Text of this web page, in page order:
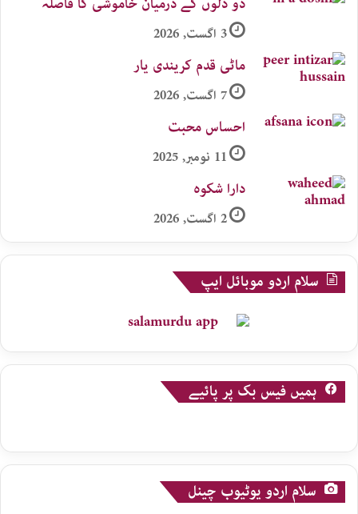
3 اگست, 2026
ماٹی قدم کریندی یار
7 اگست, 2026
احساس محبت
11 نومبر, 2025
دارا شکوہ
2 اگست, 2026
سلام اردو موبائل ایپ
ہمیں فیس بک پر پائیے
سلام اردو یوٹیوب چینل